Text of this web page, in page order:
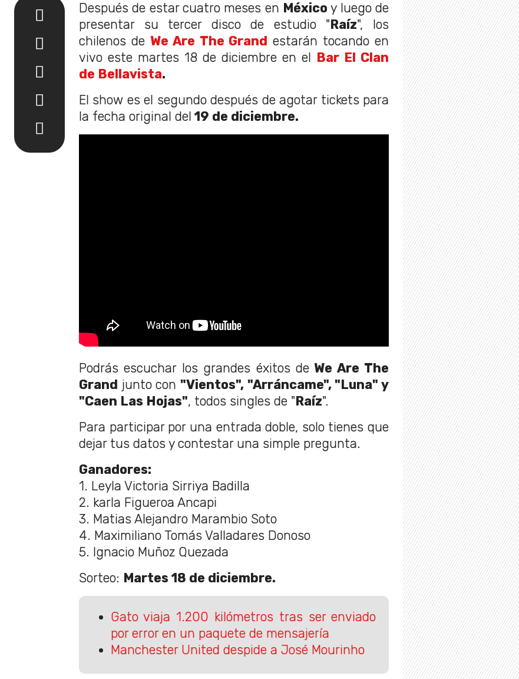
Después de estar cuatro meses en México y luego de
presentar su tercer disco de estudio "Raíz", los
chilenos de We Are The Grand estarán tocando en
vivo este martes 18 de diciembre en el Bar El Clan
de Bellavista.
El show es el segundo después de agotar tickets para
la fecha original del 19 de diciembre.
Podrás escuchar los grandes éxitos deWe Are The
Grand junto con "Vientos", "Arráncame", "Luna" y
"Caen Las Hojas", todos singles de "Raíz".
Para participar por una entrada doble, solo tienes que
dejar tus datos y contestar una simple pregunta.
Ganadores:
1. Leyla Victoria Sirriya Badilla
2. karla Figueroa Ancapi
3. Matias Alejandro Marambio Soto
4. Maximiliano Tomás Valladares Donoso
5. Ignacio Muñoz Quezada
Sorteo: Martes 18 de diciembre.
Gato viaja 1.200 kilómetros tras ser enviado
por error en un paquete de mensajería
Manchester United despide a José Mourinho